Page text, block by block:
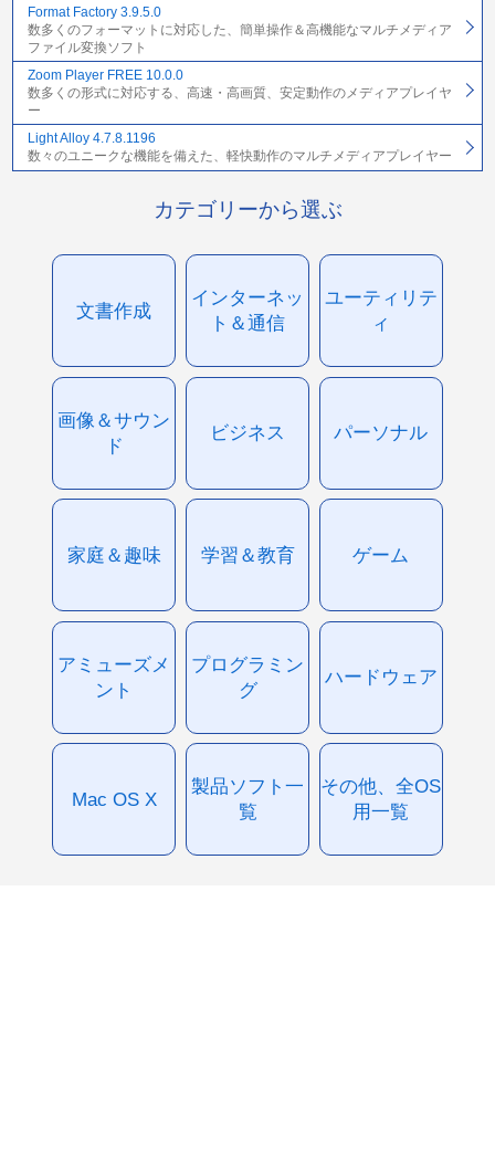
Format Factory 3.9.5.0
数多くのフォーマットに対応した、簡単操作＆高機能なマルチメディア
ファイル変換ソフト
Zoom Player FREE 10.0.0
数多くの形式に対応する、高速・高画質、安定動作のメディアプレイヤ
ー
Light Alloy 4.7.8.1196
数々のユニークな機能を備えた、軽快動作のマルチメディアプレイヤー
カテゴリーから選ぶ
文書作成
インターネッ
ト＆通信
ユーティリテ
ィ
画像＆サウン
ド
ビジネス パーソナル
家庭＆趣味 学習＆教育 ゲーム
アミューズメ
ント
プログラミン
グ
ハードウェア
Mac OS X
製品ソフト一
覧
その他、全OS
用一覧